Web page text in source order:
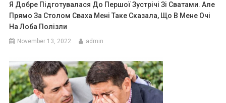
Я Добре Підготувалася До Першої Зустрічі Зі Сватами. Але
Прямо За Столом Сваха Мені Таке Сказала, Що В Мене Очі
На Лоба Полізли
November 13, 2022 admin